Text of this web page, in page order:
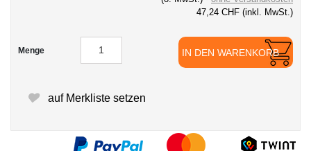
47,24 CHF (inkl. MwSt.)
Menge IN DEN WARENKORB
auf Merkliste setzen